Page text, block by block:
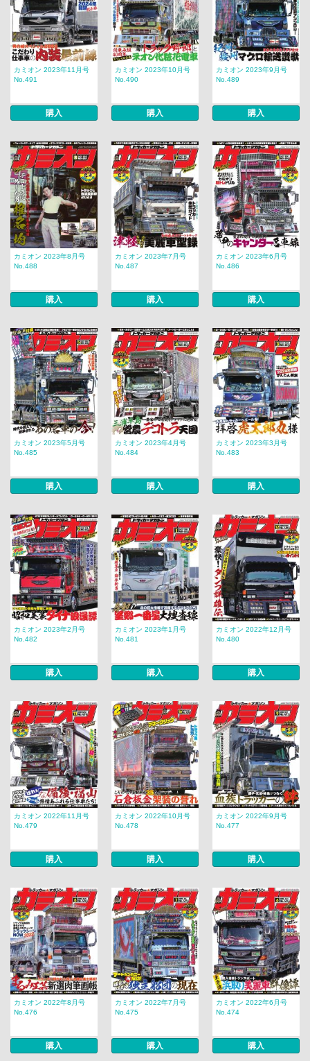
カミオン 2023年11月号
No.491
購入
カミオン 2023年10月号
No.490
購入
カミオン 2023年9月号
No.489
購入
カミオン 2023年8月号
No.488
購入
カミオン 2023年7月号
No.487
購入
カミオン 2023年6月号
No.486
購入
カミオン 2023年5月号
No.485
購入
カミオン 2023年4月号
No.484
購入
カミオン 2023年3月号
No.483
購入
カミオン 2023年2月号
No.482
購入
カミオン 2023年1月号
No.481
購入
カミオン 2022年12月号
No.480
購入
カミオン 2022年11月号
No.479
購入
カミオン 2022年10月号
No.478
購入
カミオン 2022年9月号
No.477
購入
カミオン 2022年8月号
No.476
購入
カミオン 2022年7月号
No.475
購入
カミオン 2022年6月号
No.474
購入